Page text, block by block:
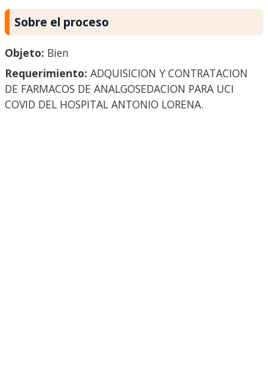
Sobre el proceso
Objeto: Bien
Requerimiento: ADQUISICION Y CONTRATACION
DE FARMACOS DE ANALGOSEDACION PARA UCI
COVID DEL HOSPITAL ANTONIO LORENA.